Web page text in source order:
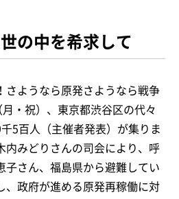
の中を希求して
さようなら原発さようなら戦争
・祝）、東京都渋谷区の代々
5百人（主催者発表）が集りま
内みどりさんの司会により、呼
子さん、福島県から避難してい
、政府が進める原発再稼働に対